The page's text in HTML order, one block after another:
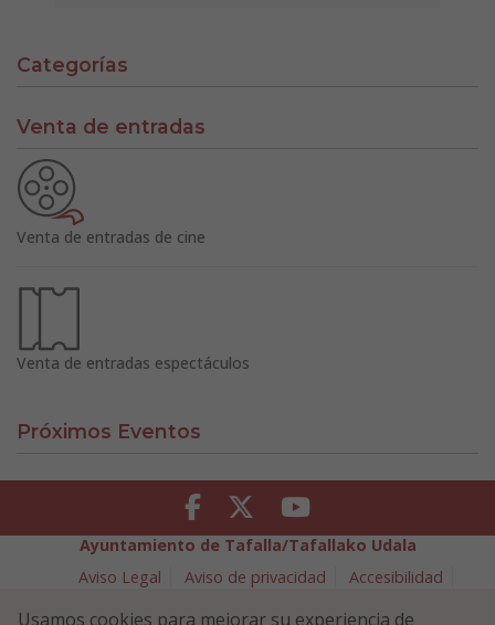
Categorías
Venta de entradas
Venta de entradas de cine
Venta de entradas espectáculos
Próximos Eventos
Facebook Twitter Youtube
Ayuntamiento de Tafalla/Tafallako Udala
Aviso Legal
Aviso de privacidad
Accesibilidad
Usamos cookies para mejorar su experiencia de